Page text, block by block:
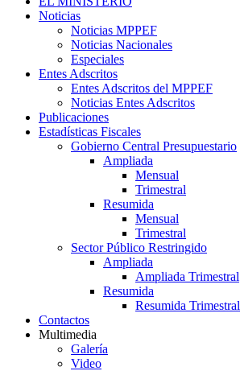
Noticias
Noticias MPPEF
Noticias Nacionales
Especiales
Entes Adscritos
Entes Adscritos del MPPEF
Noticias Entes Adscritos
Publicaciones
Estadísticas Fiscales
Gobierno Central Presupuestario
Ampliada
Mensual
Trimestral
Resumida
Mensual
Trimestral
Sector Público Restringido
Ampliada
Ampliada Trimestral
Resumida
Resumida Trimestral
Contactos
Multimedia
Galería
Video